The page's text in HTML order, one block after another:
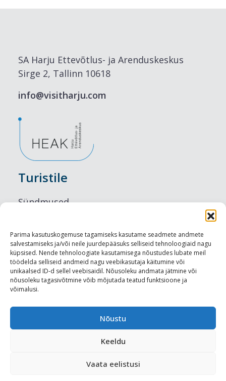
Parima kasutuskogemuse tagamiseks kasutame seadmete andmete
salvestamiseks ja/või neile juurdepääsuks selliseid tehnoloogiaid nagu
küpsised. Nende tehnoloogiate kasutamisega nõustudes lubate meil
töödelda selliseid andmeid nagu veebikasutaja käitumine või
unikaalsed ID-d sellel veebisaidil. Nõusoleku andmata jätmine või
nõusoleku tagasivõtmine võib mõjutada teatud funktsioone ja
võimalusi.
Nõustu
Keeldu
Vaata eelistusi
SA Harju Ettevõtlus- ja Arenduskeskus
Sirge 2, Tallinn 10618
info@visitharju.com
Turistile
Sündmused
Maitseelamused
Vaatamisväärsused
Visit Tallinn
Turismiprofessionaalile
Harju-, Rapla- ja Läänemaa DMO
Meediakajastused